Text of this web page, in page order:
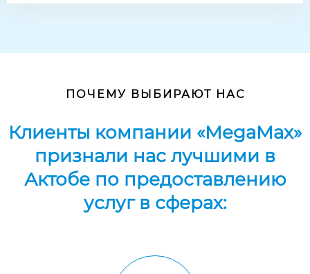
ПОЧЕМУ ВЫБИРАЮТ НАС
Клиенты компании «MegaMax»
признали нас лучшими в
Актобе по предоставлению
услуг в сферах: